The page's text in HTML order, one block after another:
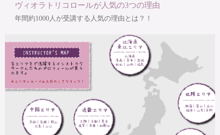
ヴィオラトリコロールが人気の3つの理由
年間約1000人が受講する人気の理由とは？！